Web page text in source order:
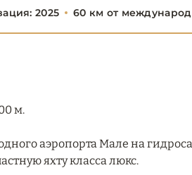
2025 60 км от
м.
аэропорта Мале на
яхту класса люкс.